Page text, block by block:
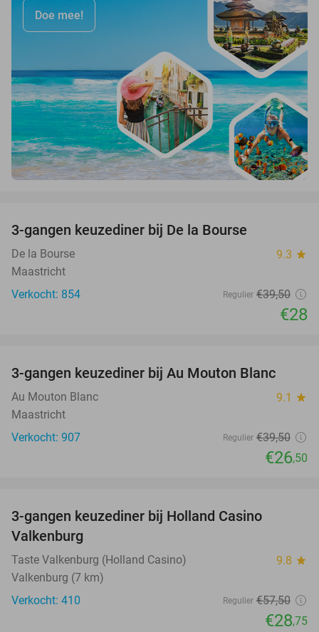
Doe mee!
3-gangen keuzediner bij De la Bourse
De la Bourse 9.3 star
Maastricht
Verkocht: 854
Regulier €39,50
€28
33%
3-gangen keuzediner bij Au Mouton Blanc
Au Mouton Blanc 9.1 star
Maastricht
Verkocht: 907
Regulier €39,50
€26,50
3-gangen keuzediner bij Holland Casino
Valkenburg
Taste Valkenburg (Holland Casino) 9.8 star
Valkenburg (7 km)
Verkocht: 410
Regulier €57,50
€28,75